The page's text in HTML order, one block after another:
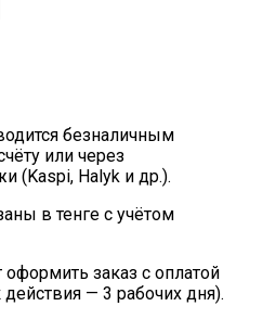
безналичным
или через
(Kaspi, Halyk и др.).
в тенге с учётом
заказ с оплатой
действия — 3 рабочих дня).